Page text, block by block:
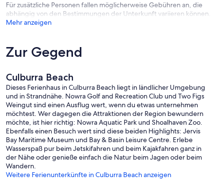
Für zusätzliche Personen fallen möglicherweise Gebühren an, die
abhängig von den Bestimmungen der Unterkunft variieren können.
Mehr anzeigen
Zur Gegend
Culburra Beach
Dieses Ferienhaus in Culburra Beach liegt in ländlicher Umgebung
und in Strandnähe. Nowra Golf and Recreation Club und Two Figs
Weingut sind einen Ausflug wert, wenn du etwas unternehmen
möchtest. Wer dagegen die Attraktionen der Region bewundern
möchte, ist hier richtig: Nowra Aquatic Park und Shoalhaven Zoo.
Ebenfalls einen Besuch wert sind diese beiden Highlights: Jervis
Bay Maritime Museum und Bay & Basin Leisure Centre. Erlebe
Wasserspaß pur beim Jetskifahren und beim Kajakfahren ganz in
der Nähe oder genieße einfach die Natur beim Jagen oder beim
Wandern.
Weitere Ferienunterkünfte in Culburra Beach anzeigen